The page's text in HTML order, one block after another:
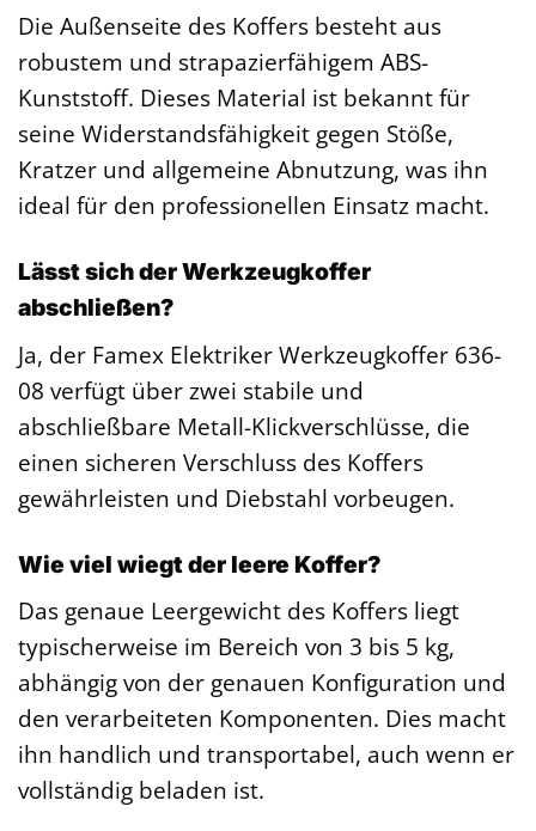
Die Außenseite des Koffers besteht aus
robustem und strapazierfähigem ABS-
Kunststoff. Dieses Material ist bekannt für
seine Widerstandsfähigkeit gegen Stöße,
Kratzer und allgemeine Abnutzung, was ihn
ideal für den professionellen Einsatz macht.
Lässt sich der Werkzeugkoffer
abschließen?
Ja, der Famex Elektriker Werkzeugkoffer 636-
08 verfügt über zwei stabile und
abschließbare Metall-Klickverschlüsse, die
einen sicheren Verschluss des Koffers
gewährleisten und Diebstahl vorbeugen.
Wie viel wiegt der leere Koffer?
Das genaue Leergewicht des Koffers liegt
typischerweise im Bereich von 3 bis 5 kg,
abhängig von der genauen Konfiguration und
den verarbeiteten Komponenten. Dies macht
ihn handlich und transportabel, auch wenn er
vollständig beladen ist.